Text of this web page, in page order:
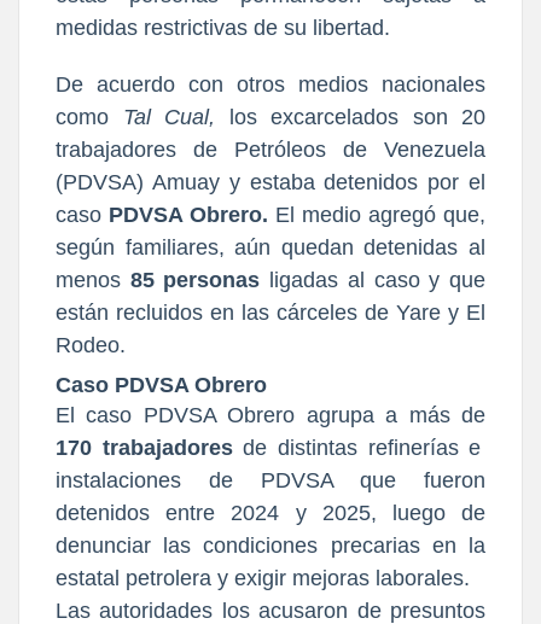
medidas restrictivas de su libertad.
De acuerdo con otros medios nacionales
como
Tal Cual,
los excarcelados son 20
trabajadores de Petróleos de Venezuela
(PDVSA) Amuay y estaba detenidos por el
caso PDVSA Obrero. El medio agregó que,
según familiares, aún quedan detenidas al
menos 85 personas ligadas al caso y que
están recluidos en las cárceles de Yare y El
Rodeo.
Caso PDVSA Obrero
El caso PDVSA Obrero agrupa a más de
170 trabajadores de distintas refinerías e
instalaciones de PDVSA que fueron
detenidos entre 2024 y 2025, luego de
denunciar las condiciones precarias en la
estatal petrolera y exigir mejoras laborales.
Las autoridades los acusaron de presuntos